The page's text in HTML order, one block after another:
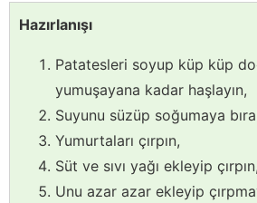
Hazırlanışı
Patatesleri soyup küp küp
yumuşayana kadar haşlayın,
Suyunu süzüp soğumaya
Yumurtaları çırpın,
Süt ve sıvı yağı ekleyip çırpın,
Unu azar azar ekleyip